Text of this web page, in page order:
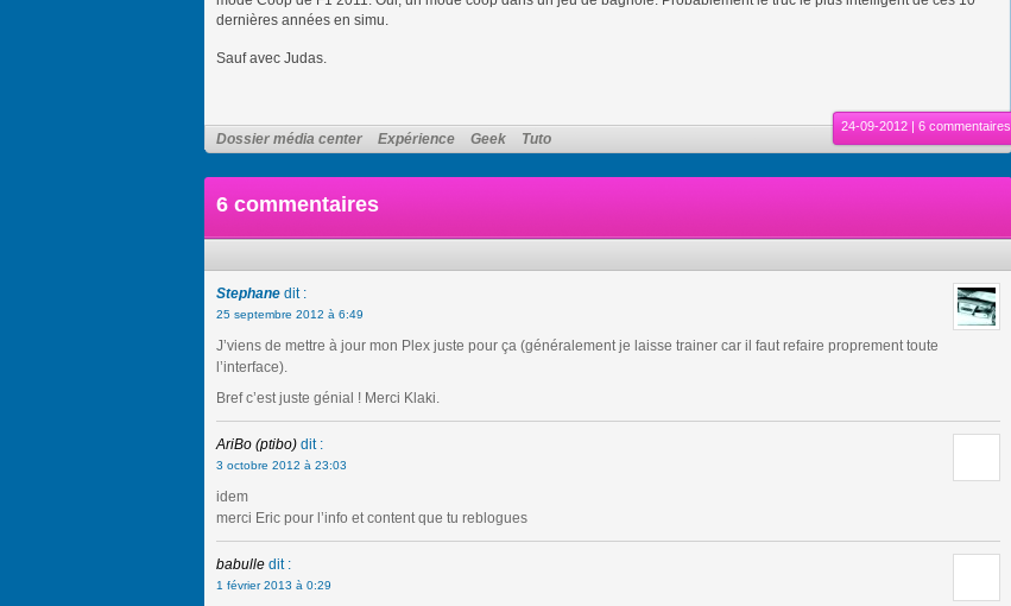
dernières années en simu.
Sauf avec Judas.
Dossier média center Expérience Geek Tuto
24-09-2012 | 6 commentaires
6 commentaires
Stephane dit :
25 septembre 2012 à 6:49
J’viens de mettre à jour mon Plex juste pour ça (généralement je laisse trainer car il faut refaire proprement toute
l’interface).
Bref c’est juste génial ! Merci Klaki.
AriBo (ptibo) dit :
3 octobre 2012 à 23:03
idem
merci Eric pour l’info et content que tu reblogues
babulle dit :
1 février 2013 à 0:29